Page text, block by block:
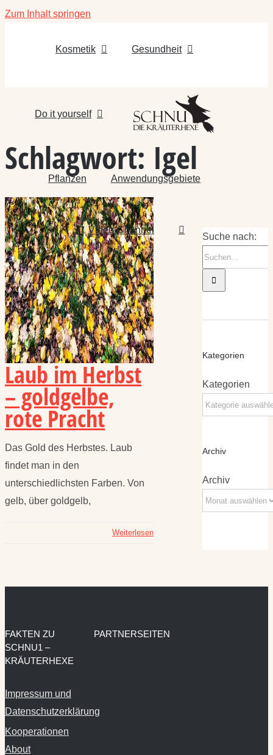
Zum Inhalt springen
Kosmetik Gesundheit
Do it yourself
Pflanzen Anwendungsgebiete
Video-Channel
Schlagwort: Igel
Laub im Herbst
– goldgelbe,
rote Pracht
Das Gold des Herbstes. Laub
findet man in den
unterschiedlichsten Farben. Von
gelb, über goldgelb,
Weiterlesen
Suche nach:
Kategorien
Kategorien
Archiv
Archiv
FAKTEN ZU
SCHNU1 –
KRÄUTERHEXE
Impressum und
Datenschutzerklärung
Kooperationen
About
PARTNERSEITEN